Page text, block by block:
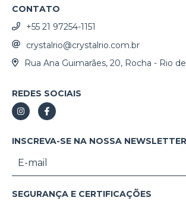
CONTATO
+55 21 97254-1151
crystalrio@crystalrio.com.br
Rua Ana Guimarães, 20, Rocha - Rio
REDES SOCIAIS
INSCREVA-SE NA NOSSA NEWSLETTER
SEGURANÇA E CERTIFICAÇÕES